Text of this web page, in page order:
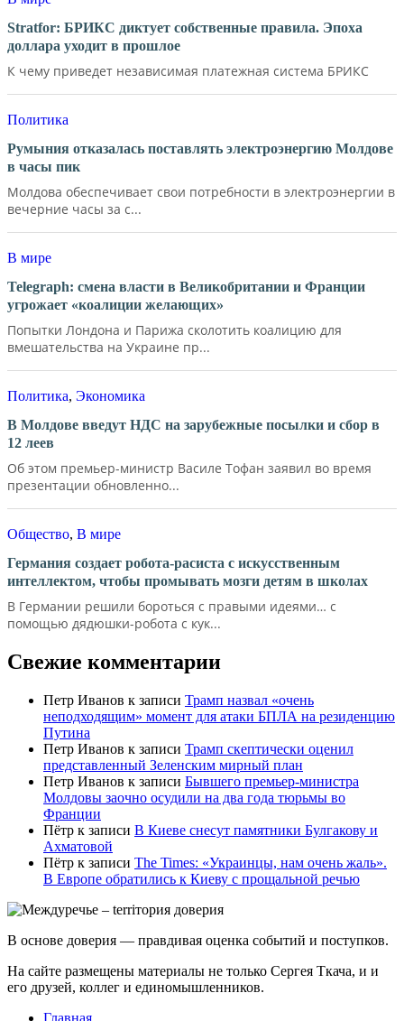
Свежие комментарии
Петр Иванов к записи Трамп назвал «очень
неподходящим» момент для атаки БПЛА на резиденцию
Путина
Петр Иванов к записи Трамп скептически оценил
представленный Зеленским мирный план
Петр Иванов к записи Бывшего премьер-министра
Молдовы заочно осудили на два года тюрьмы во
Франции
Пётр к записи В Киеве снесут памятники Булгакову и
Ахматовой
Пётр к записи Тhe Times: «Украинцы, нам очень жаль».
В Европе обратились к Киеву с прощальной речью
В основе доверия — правдивая оценка событий и поступков.
На сайте размещены материалы не только Сергея Ткача, и и
его друзей, коллег и единомышленников.
Главная